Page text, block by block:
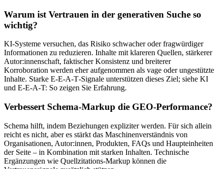
Warum ist Vertrauen in der generativen Suche so
wichtig?
KI‑Systeme versuchen, das Risiko schwacher oder fragwürdiger
Informationen zu reduzieren. Inhalte mit klareren Quellen, stärkerer
Autor:innenschaft, faktischer Konsistenz und breiterer
Korroboration werden eher aufgenommen als vage oder ungestützte
Inhalte. Starke E‑E‑A‑T‑Signale unterstützen dieses Ziel; siehe KI
und E‑E‑A‑T: So zeigen Sie Erfahrung.
Verbessert Schema‑Markup die GEO‑Performance?
Schema hilft, indem Beziehungen expliziter werden. Für sich allein
reicht es nicht, aber es stärkt das Maschinenverständnis von
Organisationen, Autor:innen, Produkten, FAQs und Haupteinheiten
der Seite – in Kombination mit starken Inhalten. Technische
Ergänzungen wie Quellzitations‑Markup können die